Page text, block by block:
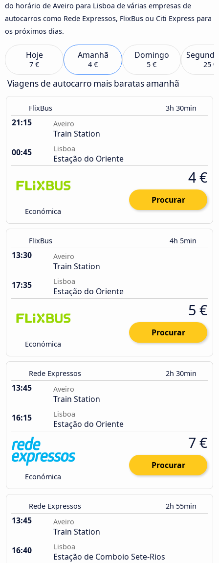
do horário de Aveiro para Lisboa de várias empresas de
autocarros como Rede Expressos, FlixBus ou Citi Express para
os próximos dias.
Hoje
7 €
Amanhã
4 €
Domingo
5 € 25 €
Viagens de autocarro mais baratas amanhã
FlixBus 3h 30min
21:15 Aveiro
Train Station
00:45
Lisboa
Estação do Oriente
Económica
4 €
Procurar
FlixBus 4h 5min
13:30 Aveiro
Train Station
17:35
Lisboa
Estação do Oriente
Económica
5 €
Procurar
Rede Expressos 2h 30min
13:45 Aveiro
Train Station
16:15
Lisboa
Estação do Oriente
Económica
7 €
Procurar
Rede Expressos 2h 55min
13:45 Aveiro
Train Station
16:40
Lisboa
Estação de Comboio Sete-Rios